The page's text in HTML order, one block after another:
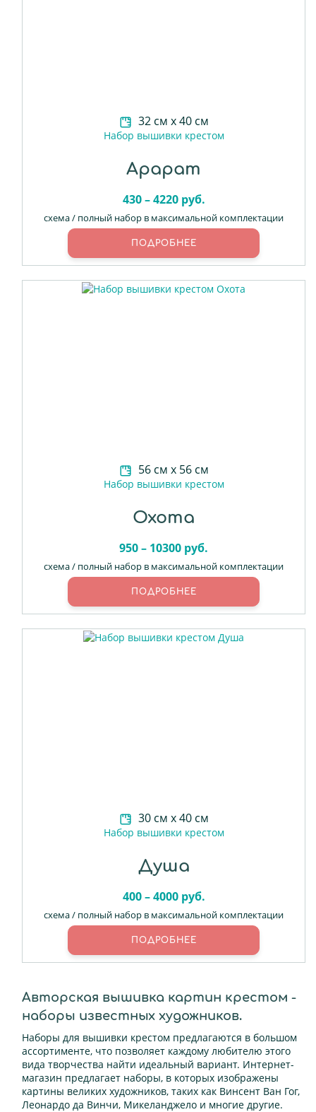
32 см х 40 см
Набор вышивки крестом
Арарат
430 – 4220 руб.
схема / полный набор в максимальной комплектации
ПОДРОБНЕЕ
56 см х 56 см
Набор вышивки крестом
Охота
950 – 10300 руб.
схема / полный набор в максимальной комплектации
ПОДРОБНЕЕ
30 см х 40 см
Набор вышивки крестом
Душа
400 – 4000 руб.
схема / полный набор в максимальной комплектации
ПОДРОБНЕЕ
Авторская вышивка картин крестом -
наборы известных художников.
Наборы для вышивки крестом предлагаются в большом
ассортименте, что позволяет каждому любителю этого
вида творчества найти идеальный вариант. Интернет-
магазин предлагает наборы, в которых изображены
картины великих художников, таких как Винсент Ван Гог,
Леонардо да Винчи, Микеланджело и многие другие.